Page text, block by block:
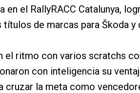
en el RallyRACC Catalunya,
de marcas para Škoda y
el ritmo con varios scratchs
con inteligencia su
cruzar la meta como